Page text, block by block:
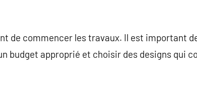
de commencer les travaux. Il est important
budget approprié et choisir des designs qui